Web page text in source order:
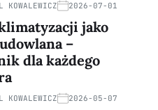
KOWALEWICZ 2026-07-01
jako
–
dla każdego
KOWALEWICZ 2026-05-07